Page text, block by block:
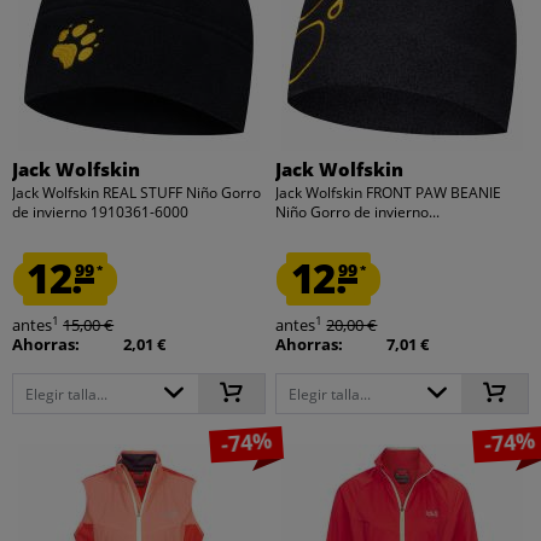
Jack Wolfskin
Jack Wolfskin REAL STUFF Niño Gorro
de invierno 1910361-6000
12.99*
antes1 15,00 €
Ahorras:
2,01 €
Elegir talla...
Jack Wolfskin
Jack Wolfskin FRONT PAW BEANIE
Niño Gorro de invierno...
12.99*
antes1 20,00 €
Ahorras:
7,01 €
Elegir talla...
-74% -74%